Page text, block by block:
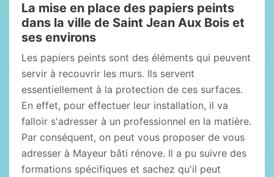
La mise en place des papiers peints
dans la ville de Saint Jean Aux Bois et
ses environs
Les papiers peints sont des éléments qui peuvent
servir à recouvrir les murs. Ils servent
essentiellement à la protection de ces surfaces.
En effet, pour effectuer leur installation, il va
falloir s'adresser à un professionnel en la matière.
Par conséquent, on peut vous proposer de vous
adresser à Mayeur bâti rénove. Il a pu suivre des
formations spécifiques et sachez qu'il peut